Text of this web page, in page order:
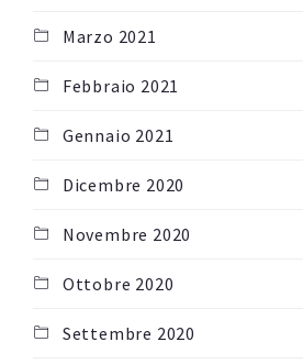
Marzo 2021
Febbraio 2021
Gennaio 2021
Dicembre 2020
Novembre 2020
Ottobre 2020
Settembre 2020